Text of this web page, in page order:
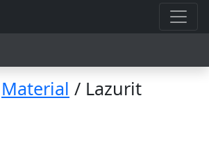
Material / Lazurit